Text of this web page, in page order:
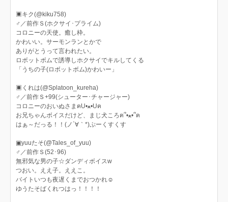
▣キク(@kiku758)
♂／前作Ｓ(ホクサイ･プライム)
コロニーの天使。癒し枠。
かわいい。サーモンランとかで
ありがとうって言われたい。
ロボットボムで誘導しホクサイでキルしてくる
「うちの子(ロボットボム)かわいー」
▣くれは(@Splatoon_kureha)
♂／前作Ｓ+99(シューター･チャージャー)
コロニーのおいぬさまฅU•ﻌ•Uฅ
お兄ちゃんボイスだけど、まじ犬ころฅ՞•ﻌ•՞ฅ
はぁ～だっる！！(ノ´∀｀*)ぷーくすくす
▣yuuたそ(@Tales_of_yuu)
♂／前作Ｓ(52･96)
無邪気な男の子☆ダンディボイスw
つおい。ええ子。ええこ。
バイトいつも夜遅くまでおつかれ☺︎
ゆうたそばくれつはっ！！！！